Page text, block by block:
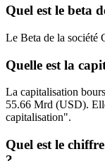
Quel est le beta
Le Beta de la société
Quelle est la
La capitalisation
55.66 Mrd (USD).
capitalisation".
Quel est le